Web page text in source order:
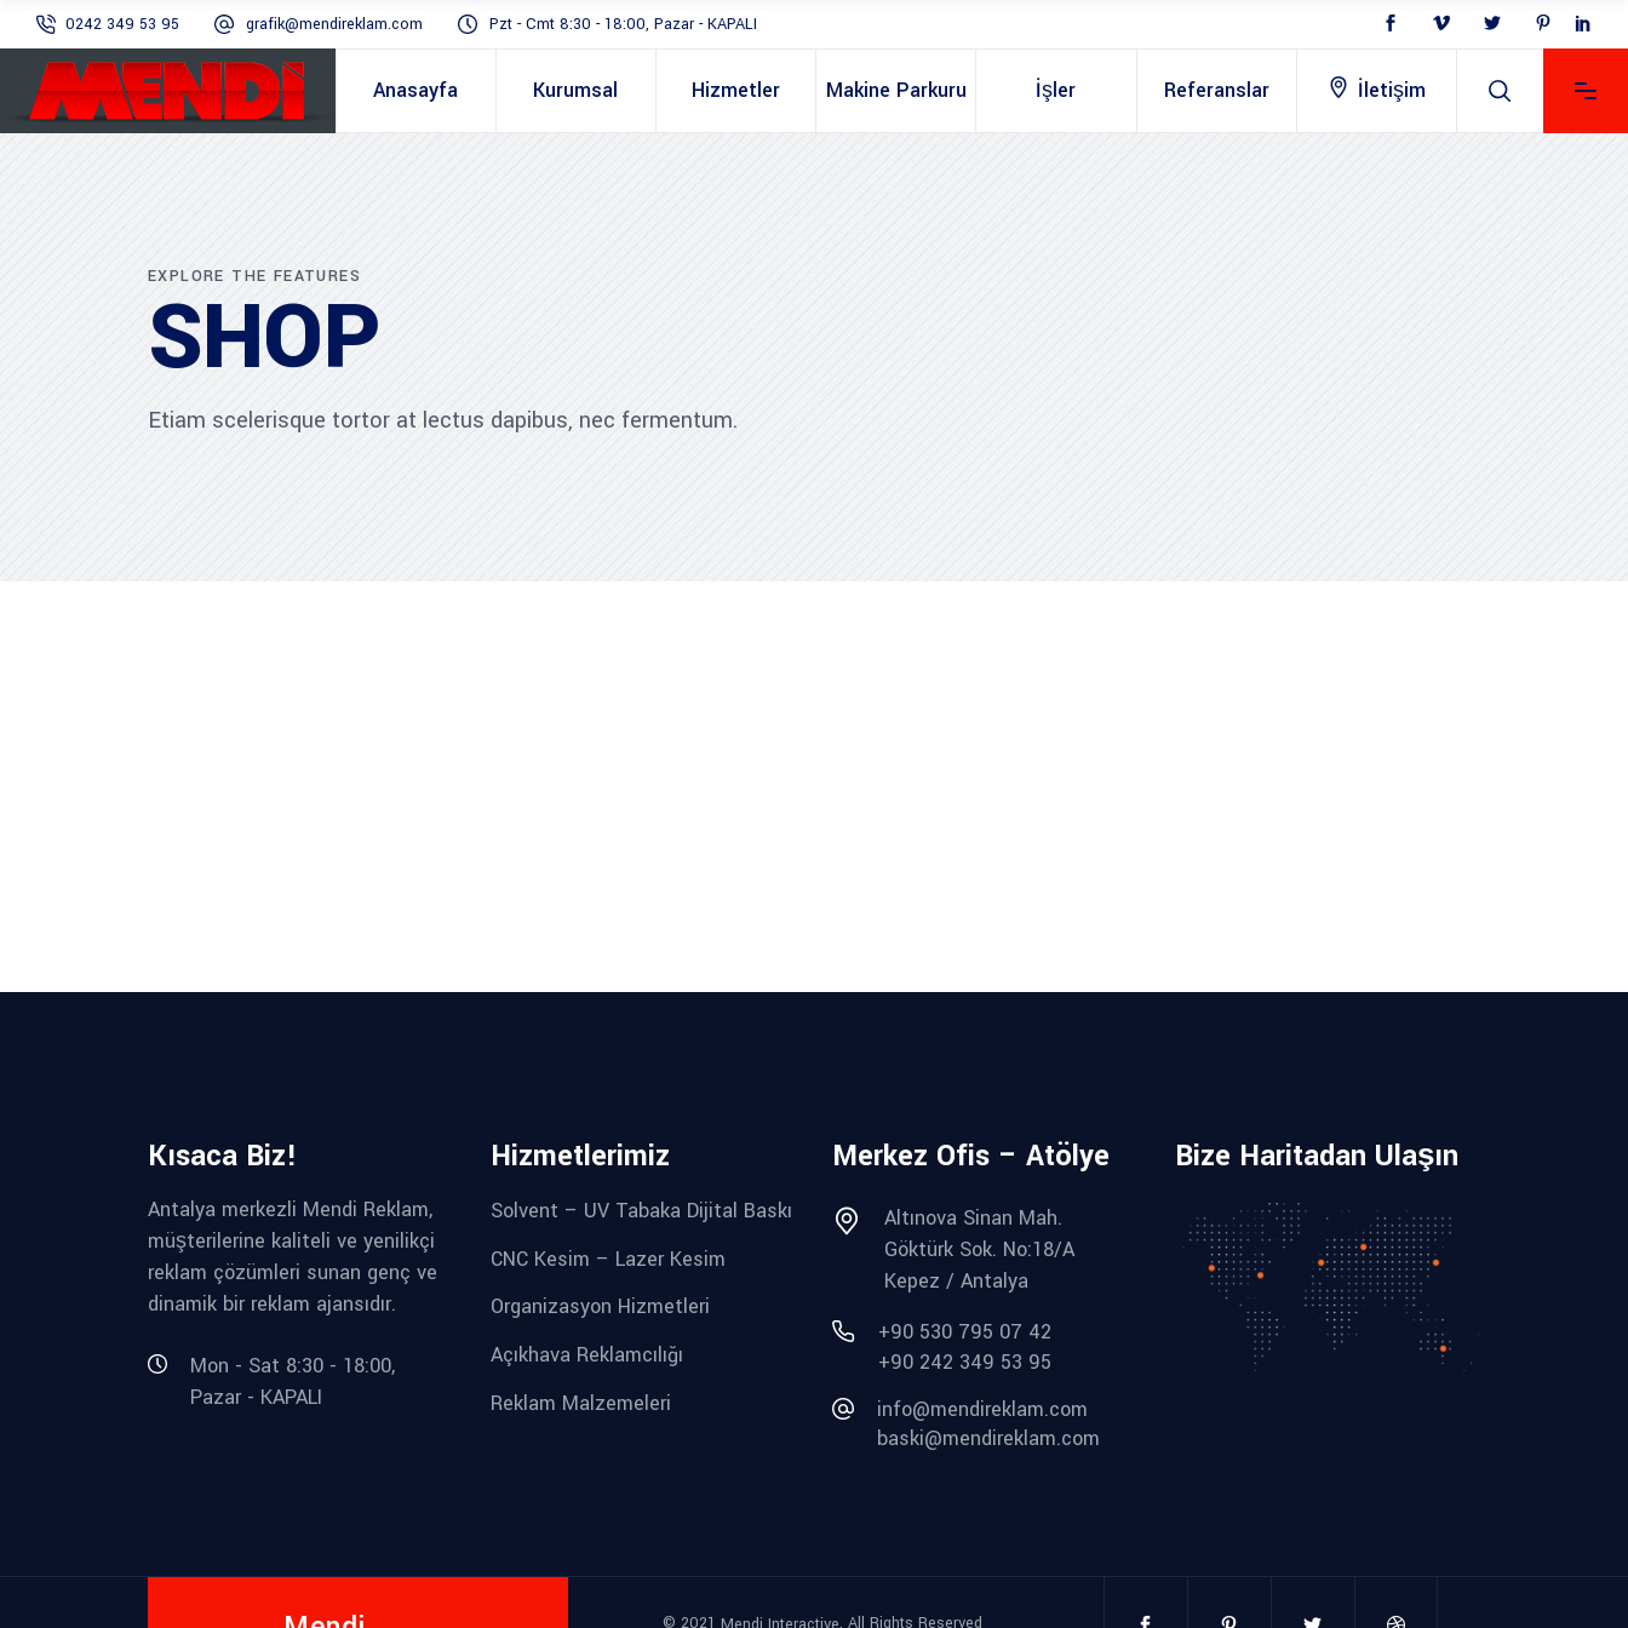
0242 349 53 95 grafik@mendireklam.com Pzt - Cmt 8:30 - 18:00, Pazar - KAPALI
Anasayfa Kurumsal Hizmetler Makine Parkuru İşler Referanslar İletişim
EXPLORE THE FEATURES
SHOP
Etiam scelerisque tortor at lectus dapibus, nec fermentum.
Kısaca Biz!
Antalya merkezli Mendi Reklam,
müşterilerine kaliteli ve yenilikçi
reklam çözümleri sunan genç ve
dinamik bir reklam ajansıdır.
Mon - Sat 8:30 - 18:00,
Pazar - KAPALI
Hizmetlerimiz
Solvent – UV Tabaka Dijital Baskı
CNC Kesim – Lazer Kesim
Organizasyon Hizmetleri
Açıkhava Reklamcılığı
Reklam Malzemeleri
Merkez Ofis – Atölye
Altınova Sinan Mah.
Göktürk Sok. No:18/A
Kepez / Antalya
+90 530 795 07 42
+90 242 349 53 95
info@mendireklam.com
baski@mendireklam.com
Bize Haritadan Ulaşın
© 2021 , All Rights Reserved